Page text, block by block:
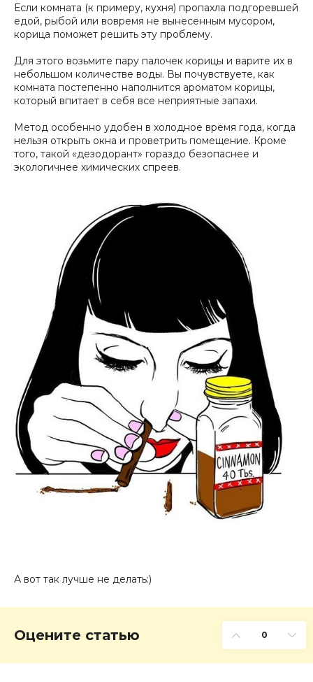
Если комната (к примеру, кухня) пропахла подгоревшей
едой, рыбой или вовремя не вынесенным мусором,
корица поможет решить эту проблему.
Для этого возьмите пару палочек корицы и варите их в
небольшом количестве воды. Вы почувствуете, как
комната постепенно наполнится ароматом корицы,
который впитает в себя все неприятные запахи.
Метод особенно удобен в холодное время года, когда
нельзя открыть окна и проветрить помещение. Кроме
того, такой «дезодорант» гораздо безопаснее и
экологичнее химических спреев.
А вот так лучше не делать:)
Оцените статью 0